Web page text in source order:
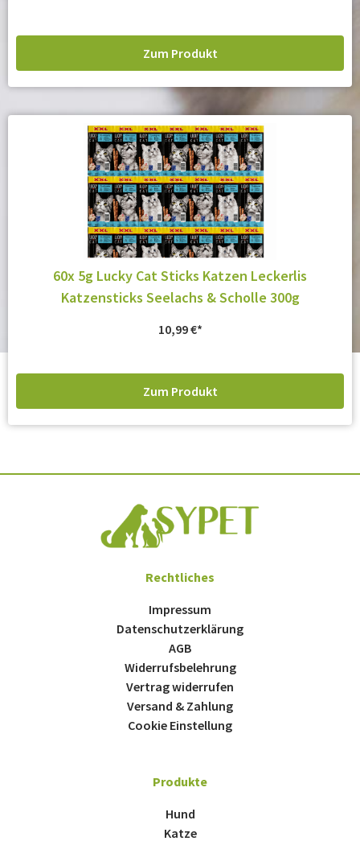
Zum Produkt
60x 5g Lucky Cat Sticks Katzen Leckerlis
Katzensticks Seelachs & Scholle 300g
10,99€
Zum Produkt
Rechtliches
Impressum
Datenschutzerklärung
AGB
Widerrufsbelehrung
Vertrag widerrufen
Versand & Zahlung
Cookie Einstellung
Produkte
Hund
Katze